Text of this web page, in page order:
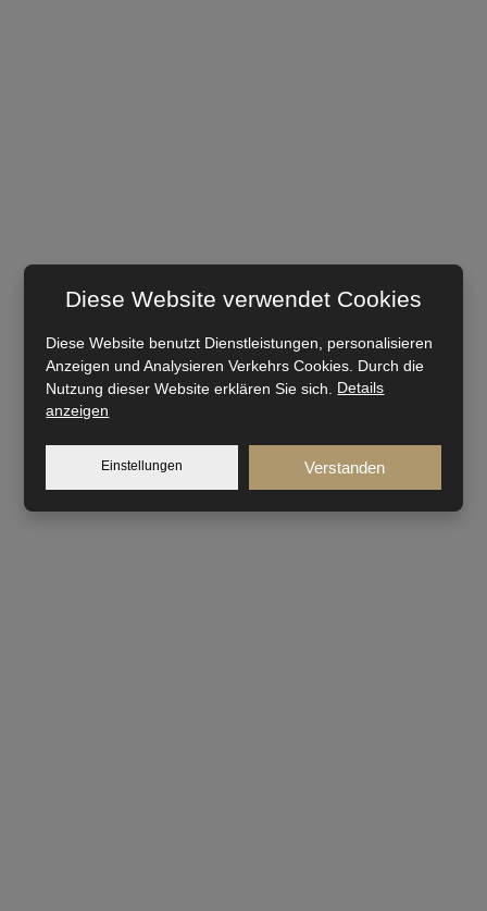
Diese Website verwendet Cookies
Diese Website benutzt Dienstleistungen, personalisieren
Anzeigen und Analysieren Verkehrs Cookies. Durch die
Nutzung dieser Website erklären Sie sich. Details
anzeigen
Einstellungen Verstanden